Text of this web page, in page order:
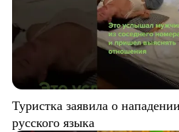
Туристка заявила о
русского языка